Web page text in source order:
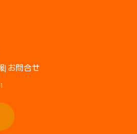
お問合せ